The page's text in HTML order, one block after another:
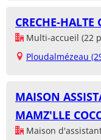
CRECHE-HALTE
Multi-accueil (22
Ploudalmézeau
MAISON
MAMZ'LLE
Maison